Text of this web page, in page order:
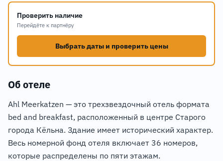
Проверить наличие
Перейдёте к партнёру
Выбрать даты и проверить цены
Об отеле
Ahl Meerkatzen — это трехзвездочный отель формата
bed and breakfast, расположенный в центре Старого
города Кёльна. Здание имеет исторический характер.
Весь номерной фонд отеля включает 36 номеров,
которые распределены по пяти этажам.